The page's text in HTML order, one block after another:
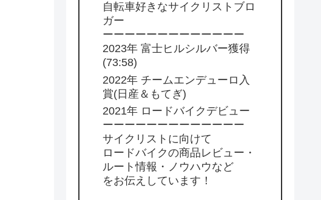
自転車好きなサイクリストブロ
ガー
ーーーーーーーーーーーーー
2023年 富士ヒルシルバー獲得
(73:58)
2022年 チームエンデューロ入
賞(日産＆もてぎ)
2021年 ロードバイクデビュー
ーーーーーーーーーーーーー
サイクリストに向けて
ロードバイクの商品レビュー・
ルート情報・ノウハウなど
をお伝えしています！